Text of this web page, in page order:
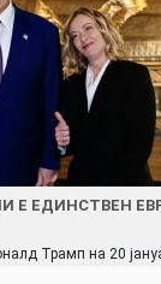
Е ЕДИНСТВЕН
Трамп на 20